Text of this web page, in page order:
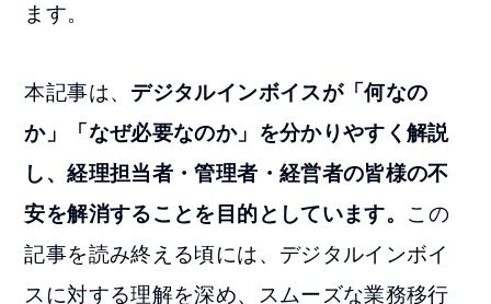
ます。
本記事は、 デジタルインボイスが「何なの
か」「なぜ必要なのか」を分かりやすく解説
し、経理担当者・管理者・経営者の皆様の不
安を解消することを目的としています。 この
記事を読み終える頃には、デジタルインボイ
スに対する理解を深め、スムーズな業務移行